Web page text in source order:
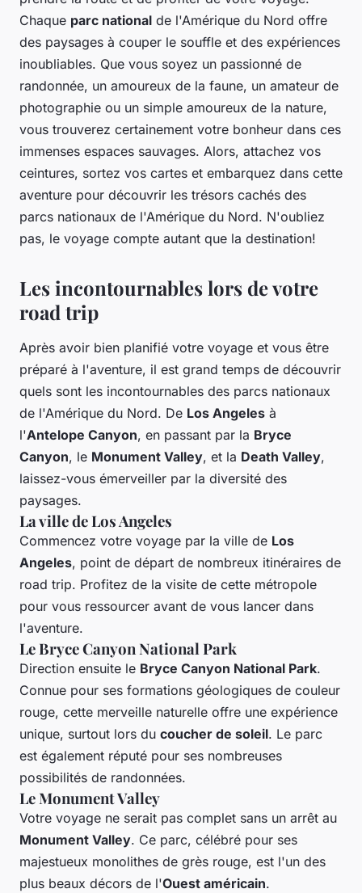
Chaque parc national de l'Amérique du Nord offre
des paysages à couper le souffle et des expériences
inoubliables. Que vous soyez un passionné de
randonnée, un amoureux de la faune, un amateur de
photographie ou un simple amoureux de la nature,
vous trouverez certainement votre bonheur dans ces
immenses espaces sauvages. Alors, attachez vos
ceintures, sortez vos cartes et embarquez dans cette
aventure pour découvrir les trésors cachés des
parcs nationaux de l'Amérique du Nord. N'oubliez
pas, le voyage compte autant que la destination!
Les incontournables lors de votre
road trip
Après avoir bien planifié votre voyage et vous être
préparé à l'aventure, il est grand temps de découvrir
quels sont les incontournables des parcs nationaux
de l'Amérique du Nord. De Los Angeles à
l'Antelope Canyon, en passant par la Bryce
Canyon, le Monument Valley, et la Death Valley,
laissez-vous émerveiller par la diversité des
paysages.
La ville de Los Angeles
Commencez votre voyage par la ville de Los
Angeles, point de départ de nombreux itinéraires de
road trip. Profitez de la visite de cette métropole
pour vous ressourcer avant de vous lancer dans
l'aventure.
Le Bryce Canyon National Park
Direction ensuite le Bryce Canyon National Park.
Connue pour ses formations géologiques de couleur
rouge, cette merveille naturelle offre une expérience
unique, surtout lors du coucher de soleil. Le parc
est également réputé pour ses nombreuses
possibilités de randonnées.
Le Monument Valley
Votre voyage ne serait pas complet sans un arrêt au
Monument Valley. Ce parc, célébré pour ses
majestueux monolithes de grès rouge, est l'un des
plus beaux décors de l'Ouest américain.